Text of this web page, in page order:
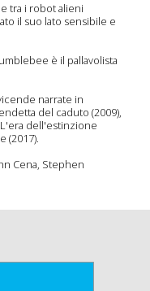
tra i robot alieni
il suo lato sensibile e
è il pallavolista
narrate in
del caduto (2009),
L'era dell'estinzione
(2017).
Cena, Stephen